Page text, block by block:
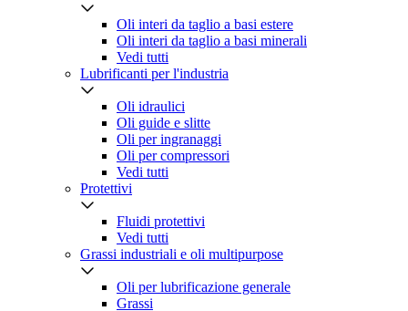
Oli interi da taglio a basi estere
Oli interi da taglio a basi minerali
Vedi tutti
Lubrificanti per l'industria
Oli idraulici
Oli guide e slitte
Oli per ingranaggi
Oli per compressori
Vedi tutti
Protettivi
Fluidi protettivi
Vedi tutti
Grassi industriali e oli multipurpose
Oli per lubrificazione generale
Grassi